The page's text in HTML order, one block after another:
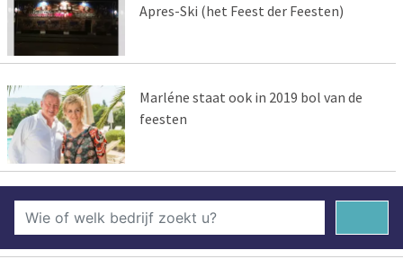
Apres-Ski (het Feest der Feesten)
Marléne staat ook in 2019 bol van de
feesten